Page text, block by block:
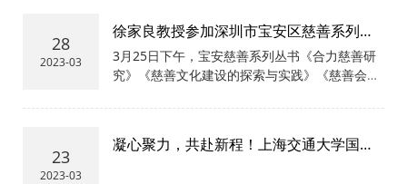
力现代化。
28
2023-03
徐家良教授参加深圳市宝安区慈善系列丛
书新书发布
3月25日下午，宝安慈善系列丛书《合力慈善研
究》《慈善文化建设的探索与实践》《慈善会功
区万悦格兰云天大酒店五楼多功能厅举行，徐家
23
2023-03
凝心聚力，共赴新程！上海交通大学国际